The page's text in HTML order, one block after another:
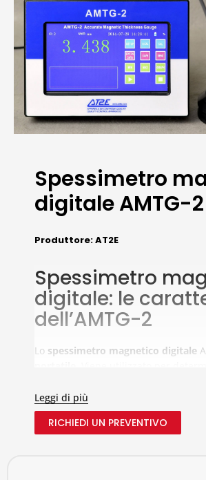
Spessimetro
digitale AMTG-2
Produttore: AT2E
Spessimetro
digitale: le
dell’AMTG-2
Lo spessimetro magnetico digitale
alluminio, titanio, rame, etc. È stato
base dell’effetto di Hall (campi
procedimento di misura è semplice
Leggi di più
RICHIEDI UN PREVENTIVO